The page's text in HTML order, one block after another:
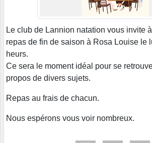
Le club de Lannion natation vous invite
repas de fin de saison à Rosa Louise le
heurs.
Ce sera le moment idéal pour se
propos de divers sujets.
Repas au frais de chacun.
Nous espérons vous voir nombreux.